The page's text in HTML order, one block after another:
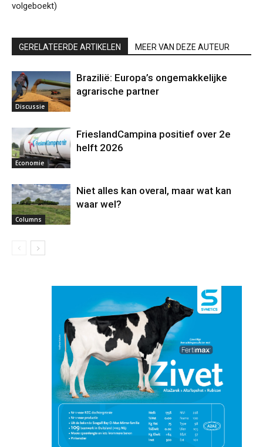
volgeboekt)
GERELATEERDE ARTIKELEN MEER VAN DEZE AUTEUR
Discussie
Brazilië: Europa’s ongemakkelijke
agrarische partner
Economie
FrieslandCampina positief over 2e
helft 2026
Columns
Niet alles kan overal, maar wat kan
waar wel?